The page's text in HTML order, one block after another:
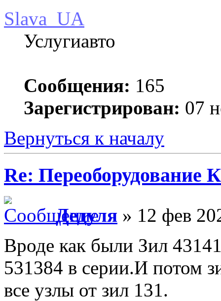
Slava_UA
Услугиавто
Сообщения: 165
Зарегистрирован: 07
Вернуться к началу
Re: Переоборудование
Дедуля » 12 фев
Вроде как были Зил
531384 в серии.И потом
все узлы от зил 131.